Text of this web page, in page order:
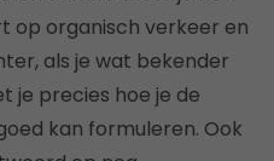
op organisch verkeer en
als je wat bekender
je precies hoe je de
kan formuleren. Ook